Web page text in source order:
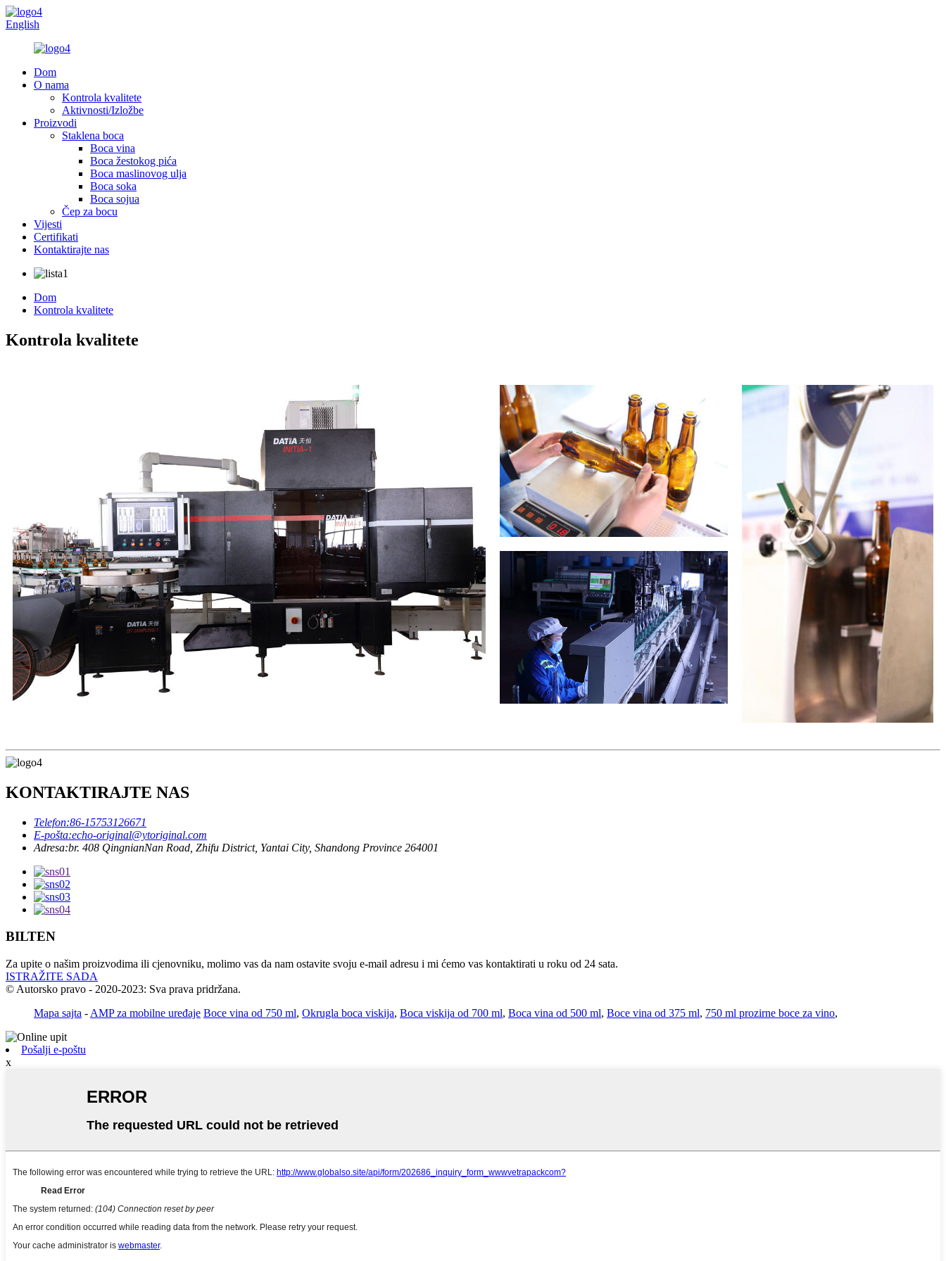
English
Dom
O nama
Kontrola kvalitete
Aktivnosti/Izložbe
Proizvodi
Staklena boca
Boca vina
Boca žestokog pića
Boca maslinovog ulja
Boca soka
Boca sojua
Čep za bocu
Vijesti
Certifikati
Kontaktirajte nas
Dom
Kontrola kvalitete
Kontrola kvalitete
KONTAKTIRAJTE NAS
Telefon:86-15753126671
E-pošta:echo-original@ytoriginal.com
Adresa:br. 408 QingnianNan Road, Zhifu District, Yantai City, Shandong Province 264001
BILTEN
Za upite o našim proizvodima ili cjenovniku, molimo vas da nam ostavite svoju e-mail adresu i mi ćemo vas kontaktirati u roku od 24 sata.
ISTRAŽITE SADA
© Autorsko pravo - 2020-2023: Sva prava pridržana.
Mapa sajta - AMP za mobilne uređaje Boce vina od 750 ml, Okrugla boca viskija, Boca viskija od 700 ml, Boca vina od 500 ml, Boce vina od 375 ml, 750 ml prozirne boce za vino,
Pošalji e-poštu
x